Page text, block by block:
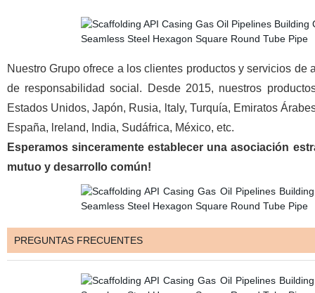
Nuestro Grupo ofrece a los clientes productos y servicios
de responsabilidad social. Desde 2015, nuestros
Estados Unidos, Japón, Rusia, ltaly, Turquía, Emiratos
España, lreland, India, Sudáfrica, México, etc.
Esperamos sinceramente establecer una asociación
mutuo y desarrollo común!
PREGUNTAS FRECUENTES